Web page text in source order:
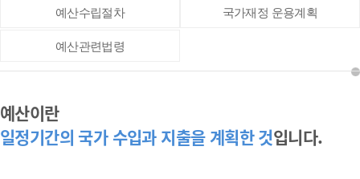
예산수립절차 국가재정 운용계획
예산관련법령
예산이란
일정기간의 국가 수입과 지출을 계획한 것입니다.